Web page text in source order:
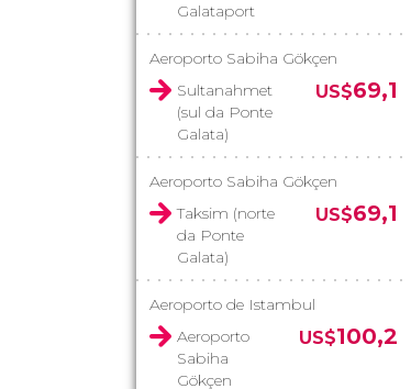
Galataport
Aeroporto Sabiha Gökçen
Sultanahmet
(sul da Ponte
Galata)
US$69,1
Aeroporto Sabiha Gökçen
Taksim (norte
da Ponte
Galata)
US$69,1
Aeroporto de Istambul
Aeroporto
Sabiha
Gökçen
US$100,2